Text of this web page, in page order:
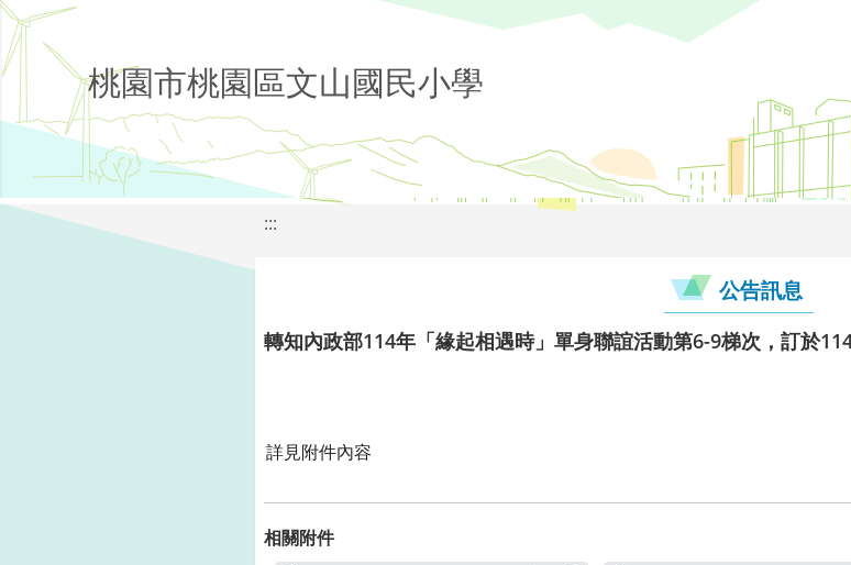
桃園市桃園區文山國民小學
:::
公告訊息
轉知內政部114年「緣起相遇時」單身聯誼活動第6-9梯次，訂於
詳見附件內容
相關附件